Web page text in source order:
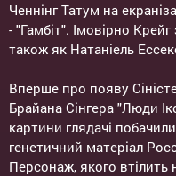
Ченнінг Татум на
- "Гамбіт". Імовірно Крейг
також як Натаніель
Вперше про появу
Брайана Сінгера "Люди
картини глядачі
генетичний матеріал
Персонаж, якого втілить